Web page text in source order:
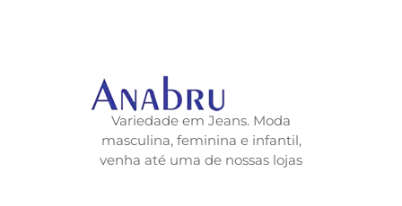
Variedade em Jeans. Moda
masculina, feminina e infantil,
venha até uma de nossas lojas